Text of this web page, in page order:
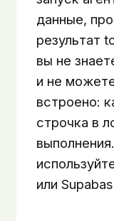
данные,
результат
вы не
и не
встроено:
строчка в
или